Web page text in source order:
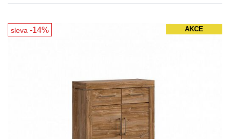
AKCE
sleva -14%